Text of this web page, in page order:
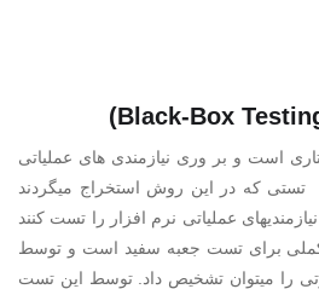
است و بر وری نیازمندی های عملیاتی
تستی که در این روش استخراج میگردند
عملیاتی نرم افزار را تست کنند
برای تست جعبه سفید است و توسط
را میتوان تشخیص داد. توسط این تست